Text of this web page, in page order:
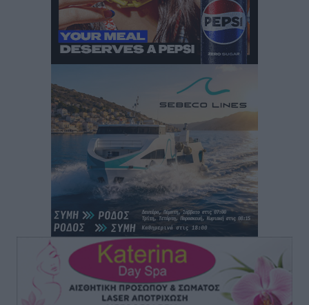
Πάνθηρες: Ξεκίνησαν αισιόδοξοι για την παρθενική
“πτήση” τους
Αθλητικά• πριν 13 ώρες
Άρης Αρχαγγέλου: Στο πλευρό του άτυχου Ιάκωβου
Θωμά
Αθλητικά• πριν 13 ώρες
Φοίβος: Η μεγάλη επιστροφή του Μπρένο Σαλβατιέρα
πριν 13 ώρες
Κλεάνθης: Έτοιμες οι κάρτες διαρκείας της νέας
σεζόν
Αθλητικά πριν 13 ώρες
Ατρόμητος Διμυλιάς: Ο Μαργαρίτης και μία